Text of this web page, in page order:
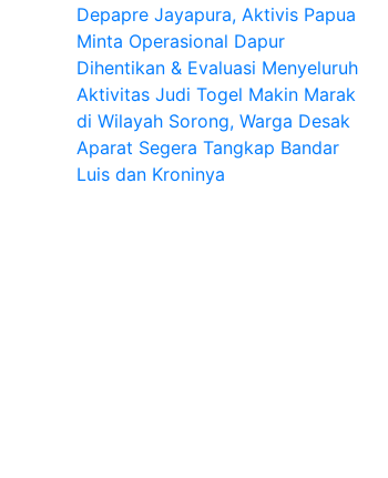
Depapre Jayapura, Aktivis Papua
Minta Operasional Dapur
Dihentikan & Evaluasi Menyeluruh
Aktivitas Judi Togel Makin Marak
di Wilayah Sorong, Warga Desak
Aparat Segera Tangkap Bandar
Luis dan Kroninya